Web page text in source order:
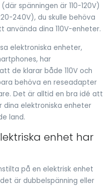
spänningen är 110-120V)
240V), du skulle behöva
dina 110V-enheter.
elektroniska enheter,
har
de klarar både 110V och
behöva en reseadapter
Det är alltid en bra idé att
dina elektroniska enheter
land.
enhet har
på en elektrisk enhet
är dubbelspänning eller